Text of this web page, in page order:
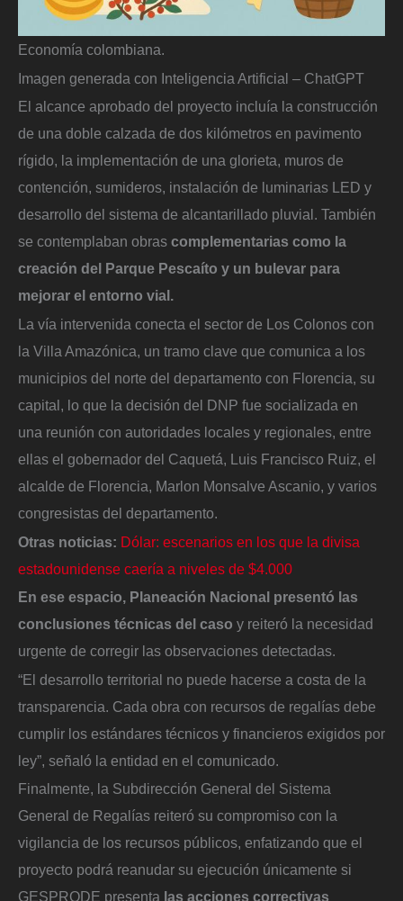
Economía colombiana.
Imagen generada con Inteligencia Artificial – ChatGPT
El alcance aprobado del proyecto incluía la construcción
de una doble calzada de dos kilómetros en pavimento
rígido, la implementación de una glorieta, muros de
contención, sumideros, instalación de luminarias LED y
desarrollo del sistema de alcantarillado pluvial. También
se contemplaban obras complementarias como la
creación del Parque Pescaíto y un bulevar para
mejorar el entorno vial.
La vía intervenida conecta el sector de Los Colonos con
la Villa Amazónica, un tramo clave que comunica a los
municipios del norte del departamento con Florencia, su
capital, lo que la decisión del DNP fue socializada en
una reunión con autoridades locales y regionales, entre
ellas el gobernador del Caquetá, Luis Francisco Ruiz, el
alcalde de Florencia, Marlon Monsalve Ascanio, y varios
congresistas del departamento.
Otras noticias: Dólar: escenarios en los que la divisa
estadounidense caería a niveles de $4.000
En ese espacio, Planeación Nacional presentó las
conclusiones técnicas del caso y reiteró la necesidad
urgente de corregir las observaciones detectadas.
“El desarrollo territorial no puede hacerse a costa de la
transparencia. Cada obra con recursos de regalías debe
cumplir los estándares técnicos y financieros exigidos por
ley”, señaló la entidad en el comunicado.
Finalmente, la Subdirección General del Sistema
General de Regalías reiteró su compromiso con la
vigilancia de los recursos públicos, enfatizando que el
proyecto podrá reanudar su ejecución únicamente si
GESPRODE presenta las acciones correctivas